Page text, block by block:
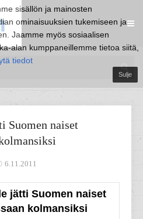
sisällön ja mainosten
ominaisuuksien tukemiseen ja
Jaamme myös sosiaalisen
alan kumppaneillemme tietoa siitä,
tiedot
Sulje
Suomen naiset
6.11.2011
jätti Suomen naiset
kolmansiksi